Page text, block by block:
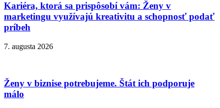
Kariéra, ktorá sa prispôsobí vám: Ženy v
marketingu využívajú kreativitu a schopnosť podať
príbeh
7. augusta 2026
Ženy v biznise potrebujeme. Štát ich podporuje
málo